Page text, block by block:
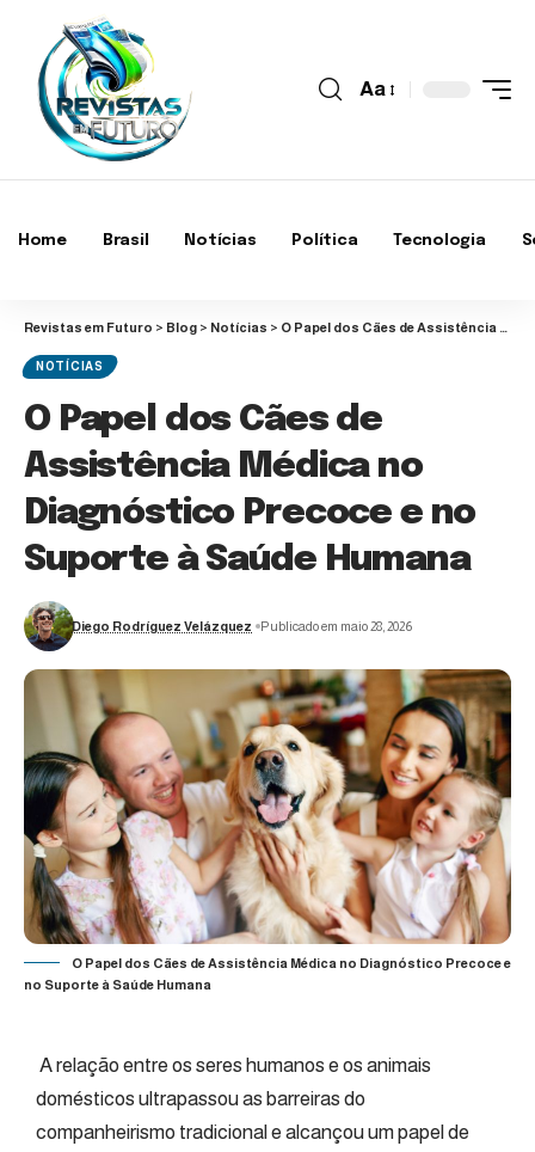
Aa
Home Brasil Notícias Política Tecnologia
Revistas em Futuro > Blog > Notícias > O Papel dos Cães de Assistência Médica no Diagnóstico Precoce e no Suporte à Saúde Humana
NOTÍCIAS
O Papel dos Cães de
Assistência Médica no
Diagnóstico Precoce e no
Suporte à Saúde Humana
Diego Rodríguez Velázquez Publicado em maio 28, 2026
O Papel dos Cães de Assistência Médica no Diagnóstico Precoce e
no Suporte à Saúde Humana
A relação entre os seres humanos e os animais
domésticos ultrapassou as barreiras do
companheirismo tradicional e alcançou um papel de